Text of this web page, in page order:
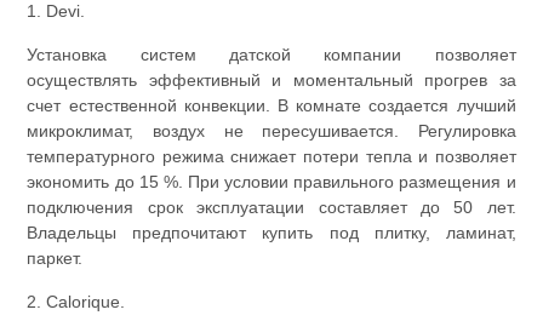
1. Devi.
Установка систем датской компании позволяет
осуществлять эффективный и моментальный прогрев за
счет естественной конвекции. В комнате создается лучший
микроклимат, воздух не пересушивается. Регулировка
температурного режима снижает потери тепла и позволяет
экономить до 15 %. При условии правильного размещения и
подключения срок эксплуатации составляет до 50 лет.
Владельцы предпочитают купить под плитку, ламинат,
паркет.
2. Calorique.